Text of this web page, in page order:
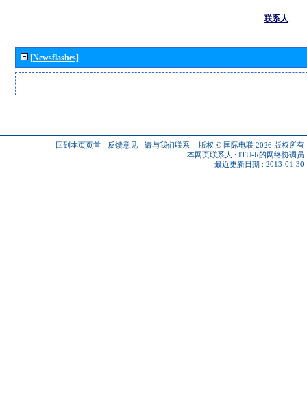
联系人
[Newsflashes]
回到本页页首 - 反馈意见 - 请与我们联系 - 版权 © 国际电联 2026 版权所有
本网页联系人 : ITU-R的网络协调员
最近更新日期 : 2013-01-30